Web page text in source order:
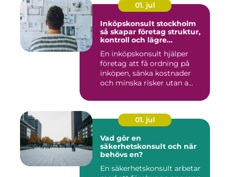
01. jul
Inköpskonsult stockholm
så skapar företag struktur,
kontroll och lägre
En inköpskonsult hjälper
företag att få ordning på
inköpen, sänka kostnader
och minska risker utan a...
01. jul
Vad gör en
säkerhetskonsult och när
behövs en?
En säkerhetskonsult arbetar